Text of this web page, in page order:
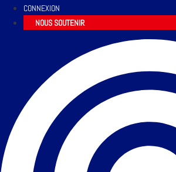
CONNEXION
NOUS SOUTENIR